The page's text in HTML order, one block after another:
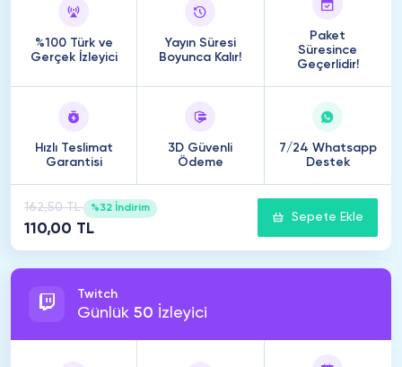
%100 Türk ve
Gerçek İzleyici
Yayın Süresi
Boyunca Kalır!
Paket
Süresince
Geçerlidir!
Hızlı Teslimat
Garantisi
3D Güvenli
Ödeme
7/24 Whatsapp
Destek
162,50 TL %32 İndirim
110,00 TL
Sepete Ekle
Twitch
Günlük 50 İzleyici